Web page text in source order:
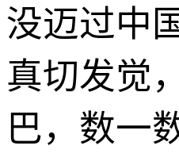
没迈过中
真切发觉
巴，数一